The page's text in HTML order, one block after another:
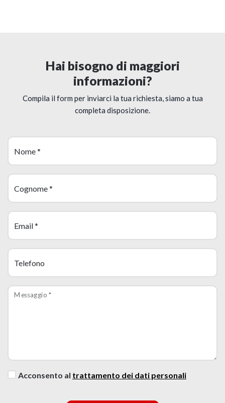
Hai bisogno di maggiori
informazioni?
Compila il form per inviarci la tua richiesta, siamo a tua
completa disposizione.
Nome*
Cognome*
Email*
Telefono
Messaggio *
Acconsento al trattamento dei dati personali